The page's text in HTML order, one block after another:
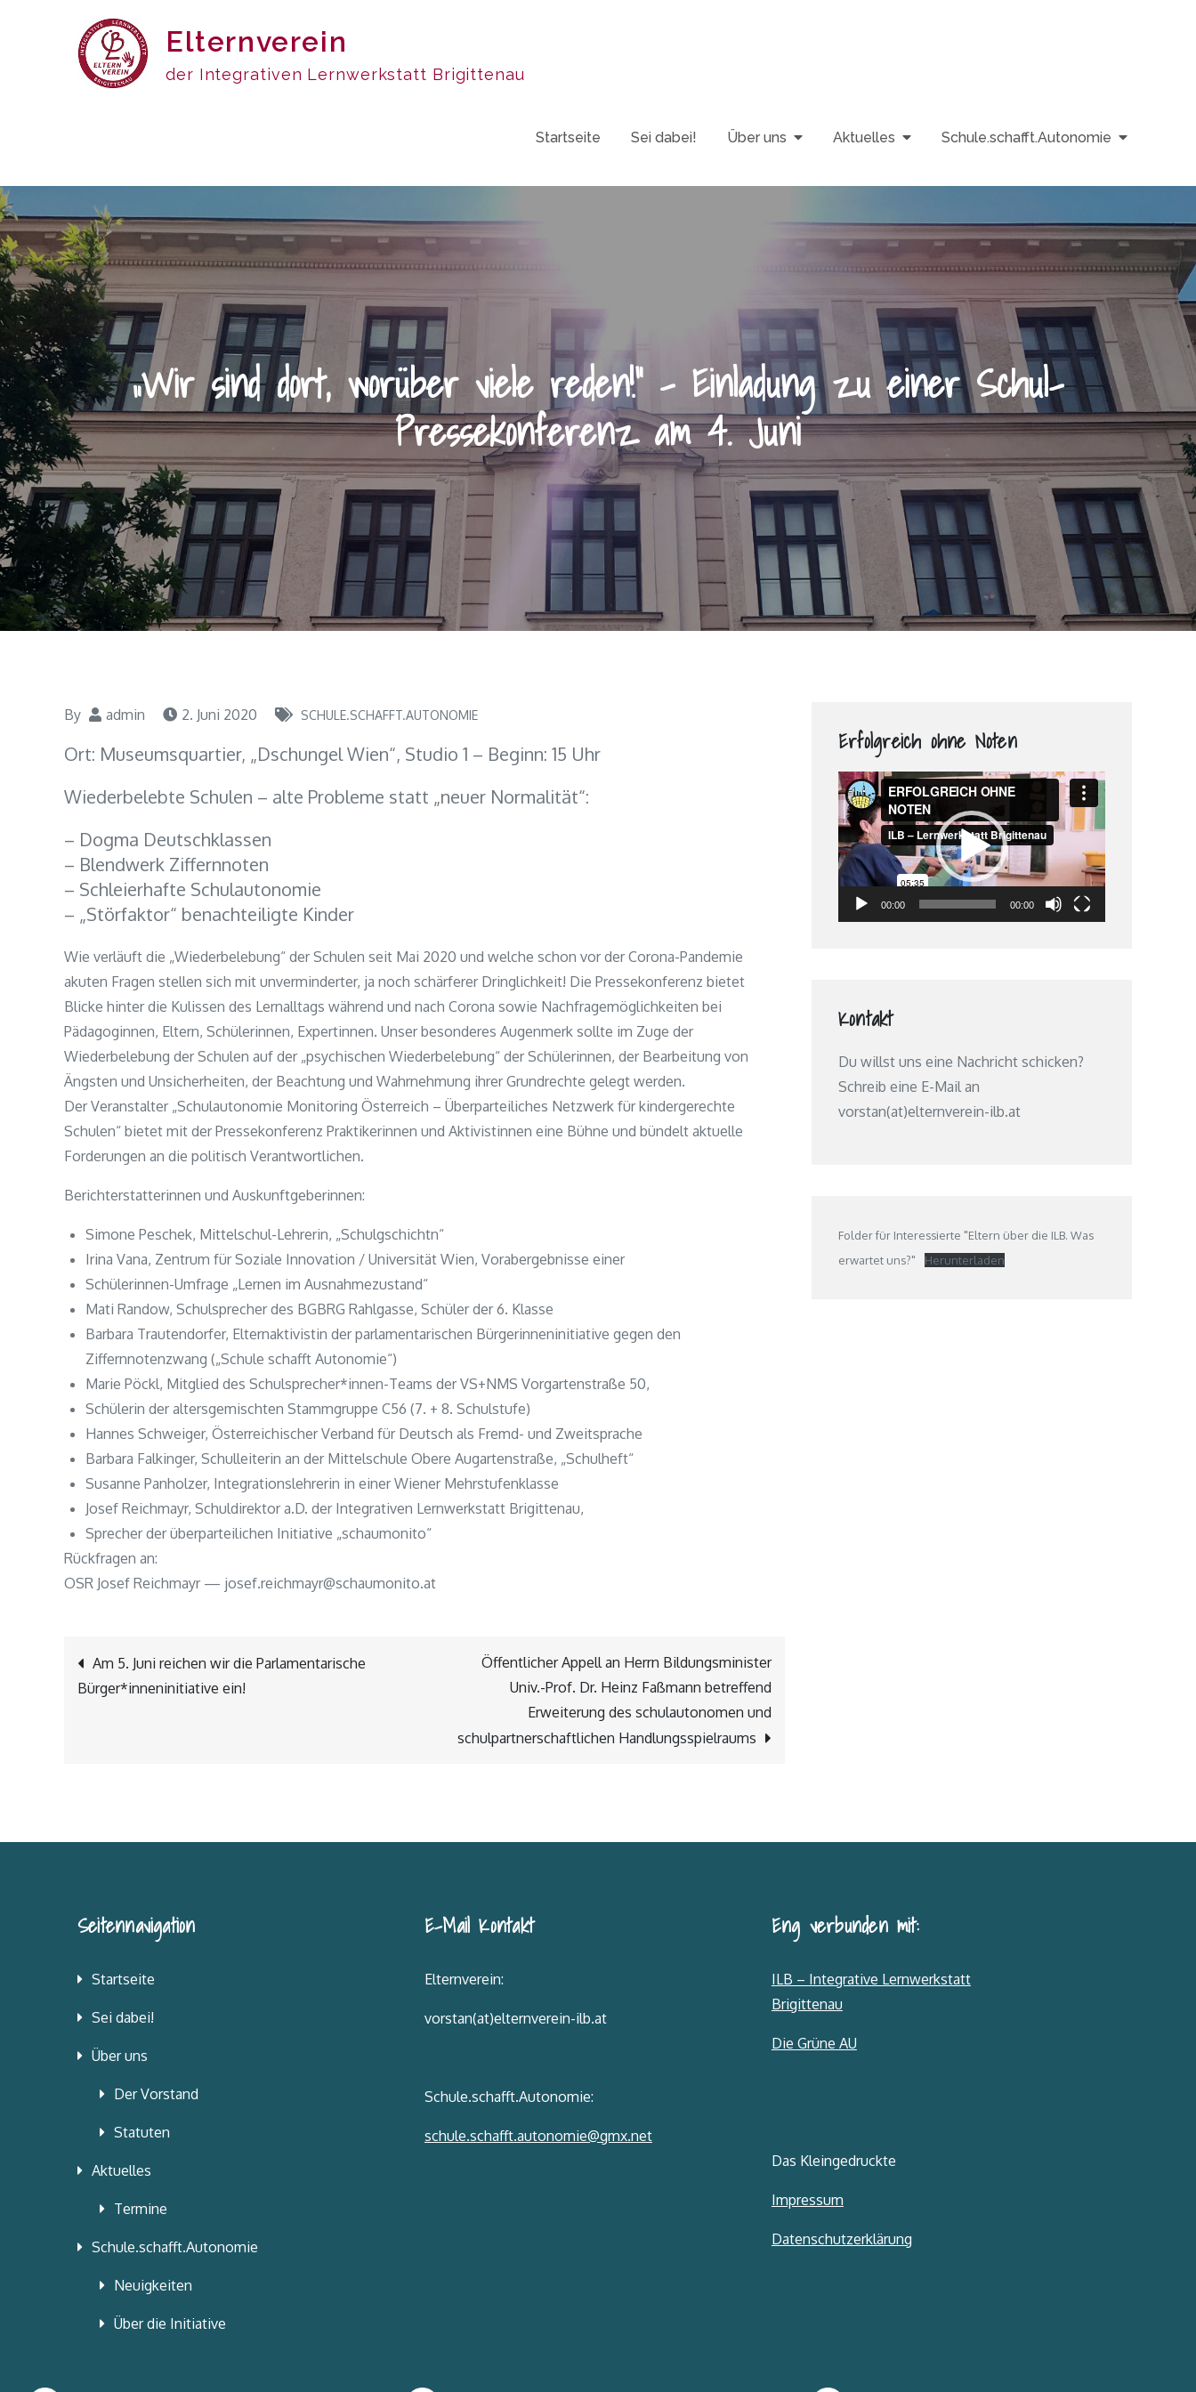
Elternverein
der Integrativen Lernwerkstatt Brigittenau
Startseite Sei dabei! Über uns Aktuelles Schule.schafft.Autonomie
„Wir sind dort, worüber viele reden!“ – Einladung zu einer Schul-
Pressekonferenz am 4. Juni
By admin 2. Juni 2020 SCHULE.SCHAFFT.AUTONOMIE
Ort: Museumsquartier, „Dschungel Wien“, Studio 1 – Beginn: 15 Uhr
Wiederbelebte Schulen – alte Probleme statt „neuer Normalität“:
– Dogma Deutschklassen
– Blendwerk Ziffernnoten
– Schleierhafte Schulautonomie
– „Störfaktor“ benachteiligte Kinder
Wie verläuft die „Wiederbelebung“ der Schulen seit Mai 2020 und welche schon vor der Corona-Pandemie
akuten Fragen stellen sich mit unverminderter, ja noch schärferer Dringlichkeit! Die Pressekonferenz bietet
Blicke hinter die Kulissen des Lernalltags während und nach Corona sowie Nachfragemöglichkeiten bei
Pädagoginnen, Eltern, Schülerinnen, Expertinnen. Unser besonderes Augenmerk sollte im Zuge der
Wiederbelebung der Schulen auf der „psychischen Wiederbelebung“ der Schülerinnen, der Bearbeitung von
Ängsten und Unsicherheiten, der Beachtung und Wahrnehmung ihrer Grundrechte gelegt werden.
Der Veranstalter „Schulautonomie Monitoring Österreich – Überparteiliches Netzwerk für kindergerechte
Schulen“ bietet mit der Pressekonferenz Praktikerinnen und Aktivistinnen eine Bühne und bündelt aktuelle
Forderungen an die politisch Verantwortlichen.
Berichterstatterinnen und Auskunftgeberinnen:
Simone Peschek, Mittelschul-Lehrerin, „Schulgschichtn“
Irina Vana, Zentrum für Soziale Innovation / Universität Wien, Vorabergebnisse einer
Schülerinnen-Umfrage „Lernen im Ausnahmezustand“
Mati Randow, Schulsprecher des BGBRG Rahlgasse, Schüler der 6. Klasse
Barbara Trautendorfer, Elternaktivistin der parlamentarischen Bürgerinneninitiative gegen den
Ziffernnotenzwang („Schule schafft Autonomie“)
Marie Pöckl, Mitglied des Schulsprecher*innen-Teams der VS+NMS Vorgartenstraße 50,
Schülerin der altersgemischten Stammgruppe C56 (7. + 8. Schulstufe)
Hannes Schweiger, Österreichischer Verband für Deutsch als Fremd- und Zweitsprache
Barbara Falkinger, Schulleiterin an der Mittelschule Obere Augartenstraße, „Schulheft“
Susanne Panholzer, Integrationslehrerin in einer Wiener Mehrstufenklasse
Josef Reichmayr, Schuldirektor a.D. der Integrativen Lernwerkstatt Brigittenau,
Sprecher der überparteilichen Initiative „schaumonito“
Rückfragen an:
OSR Josef Reichmayr — josef.reichmayr@schaumonito.at
Beitragsnavigation
Am 5. Juni reichen wir die Parlamentarische
Bürger*inneninitiative ein!
Öffentlicher Appell an Herrn Bildungsminister
Univ.-Prof. Dr. Heinz Faßmann betreffend
Erweiterung des schulautonomen und
schulpartnerschaftlichen Handlungsspielraums
Erfolgreich ohne Noten
Video-
Player
00:00 00:00
Kontakt
Du willst uns eine Nachricht schicken?
Schreib eine E-Mail an
vorstan(at)elternverein-ilb.at
Folder für Interessierte "Eltern über die ILB. Was
erwartet uns?"
Herunterladen
Seitennavigation
Startseite
Sei dabei!
Über uns
Der Vorstand
Statuten
Aktuelles
Termine
Schule.schafft.Autonomie
Neuigkeiten
Über die Initiative
E-Mail Kontakt
Elternverein:
vorstan(at)elternverein-ilb.at
Schule.schafft.Autonomie:
schule.schafft.autonomie@gmx.net
Eng verbunden mit:
ILB – Integrative Lernwerkstatt
Brigittenau
Die Grüne AU
Das Kleingedruckte
Impressum
Datenschutzerklärung